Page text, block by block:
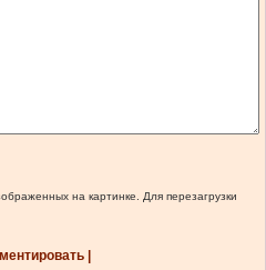
на картинке. Для перезагрузки
|